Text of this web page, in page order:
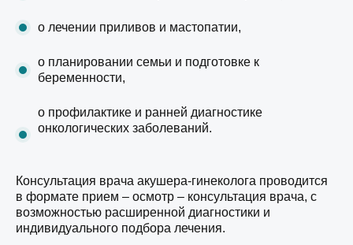
о лечении приливов и мастопатии,
о планировании семьи и подготовке к
беременности,
о профилактике и ранней диагностике
онкологических заболеваний.
Консультация врача акушера-гинеколога проводится
в формате прием – осмотр – консультация врача, с
возможностью расширенной диагностики и
индивидуального подбора лечения.